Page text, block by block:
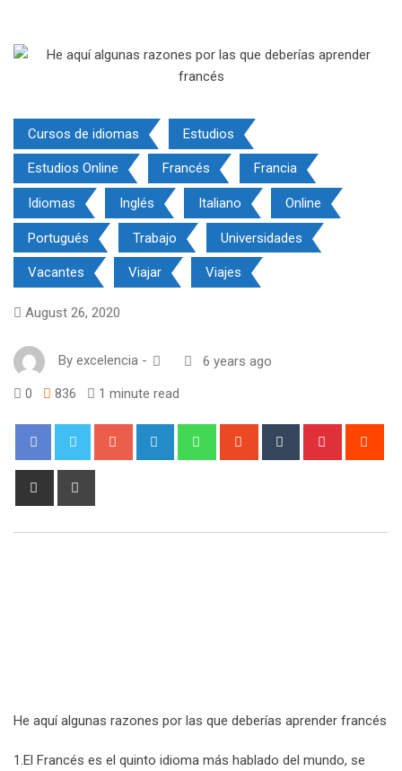
Cursos de idiomas Estudios
Estudios Online Francés Francia
Idiomas Inglés Italiano Online
Portugués Trabajo Universidades
Vacantes Viajar Viajes
August 26, 2020
By excelencia - 6 years ago
0 836 1 minute read
Google+ LinkedIn WhatsappStumbleUpon
Tumblr Pinterest
Share
He aquí algunas razones por las que deberías aprender francés
1.El Francés es el quinto idioma más hablado del mundo, se